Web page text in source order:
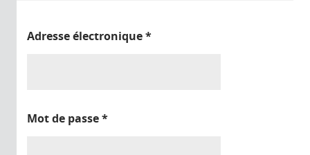
Adresse électronique*
Mot de passe*